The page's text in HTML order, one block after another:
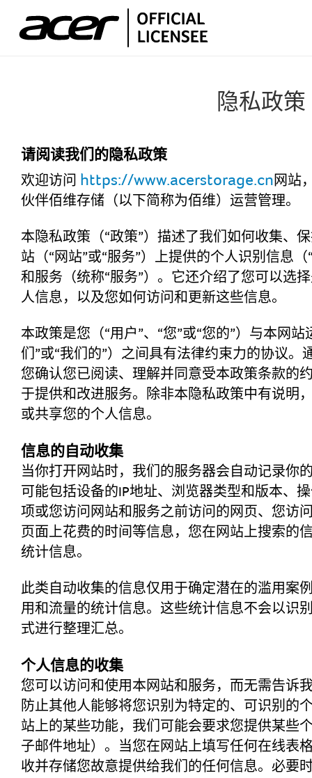
PCIe M.2固态硬盘
SATA 2.5"固态硬盘
SATA M.2固态硬盘
内存条
存储卡
U盘
移动固态硬盘
客户支持
保修政策
Biwin Intelligence
常见问题解答
Biwin Data Recovery Tool
关于我们
Acer存储
新闻中心
联系我们
隐私政策
语言:/中
隐私政
隐私政策
请阅读我们的隐私政策
欢迎访问 https://www.acerstorage.cn网站
伙伴佰维存储（以下简称为佰维）运营管理。
本隐私政策（“政策”）描述了我们如何收集、
站（“网站”或“服务”）上提供的个人识别信息
和服务（统称“服务”）。它还介绍了您可以选
人信息，以及您如何访问和更新这些信息。
本政策是您（“用户”、“您”或“您的”）与本网站
们”或“我们的”）之间具有法律约束力的协议
您确认您已阅读、理解并同意受本政策条款的
于提供和改进服务。
除非本隐私政策中有说明
或共享您的个人信息。
信息的自动收集
当你打开网站时，我们的服务器会自动记录你
可能包括设备的IP地址、浏览器类型和版本、
项或您访问网站和服务之前访问的网页、您访
页面上花费的时间等信息，您在网站上搜索的
统计信息。
此类自动收集的信息仅用于确定潜在的滥用案
用和流量的统计信息。这些统计信息不会以识
式进行整理汇总。
个人信息的收集
您可以访问和使用本网站和服务，而无需告诉
防止其他人能够将您识别为特定的、可识别的
站上的某些功能，我们可能会要求您提供某些
子邮件地址）。当您在网站上填写任何在线表
收并存储您故意提供给我们的任何信息。必要